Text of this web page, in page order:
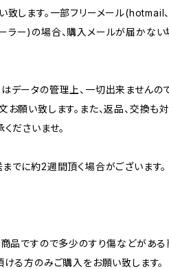
致します。一部フリーメール(hotmail
ー)の場合、購入メールが届かない
データの管理上、一切出来ませんの
お願い致します。また、返品、交換も
ださいませ。
でに約2週間頂く場合がございます。
商品ですので多少のすり傷などがあ
ける方のみご購入をお願い致します。